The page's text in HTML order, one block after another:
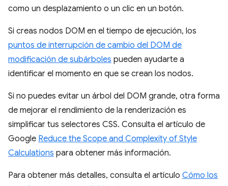
como un desplazamiento o un clic en un botón.
Si creas nodos DOM en el tiempo de ejecución, los
puntos de interrupción de cambio del DOM de
modificación de subárboles pueden ayudarte a
identificar el momento en que se crean los nodos.
Si no puedes evitar un árbol del DOM grande, otra forma
de mejorar el rendimiento de la renderización es
simplificar tus selectores CSS. Consulta el artículo de
Google Reduce the Scope and Complexity of Style
Calculations para obtener más información.
Para obtener más detalles, consulta el artículo Cómo los